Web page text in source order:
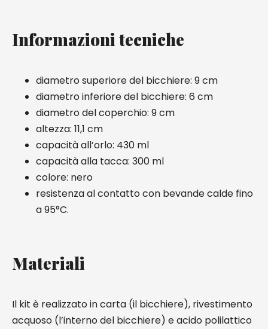
Informazioni tecniche
diametro superiore del bicchiere: 9 cm
diametro inferiore del bicchiere: 6 cm
diametro del coperchio: 9 cm
altezza: 11,1 cm
capacità all’orlo: 430 ml
capacità alla tacca: 300 ml
colore: nero
resistenza al contatto con bevande calde fino
a 95°C.
Materiali
Il kit è realizzato in carta (il bicchiere), rivestimento
acquoso (l’interno del bicchiere) e acido polilattico